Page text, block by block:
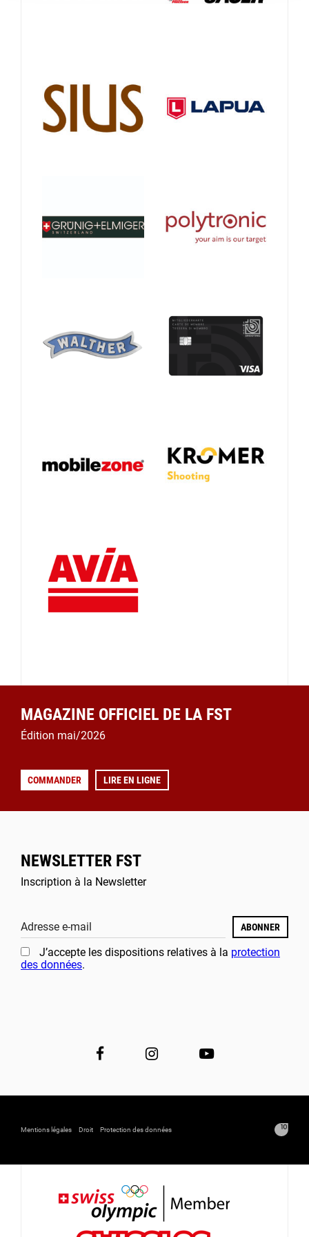
MAGAZINE OFFICIEL DE LA FST
Édition mai/2026
COMMANDER LIRE EN LIGNE
NEWSLETTER FST
Inscription à la Newsletter
Adresse e-mail ABONNER
J’accepte les dispositions relatives à la protection
des données.
Mentions légales Droit Protection des données